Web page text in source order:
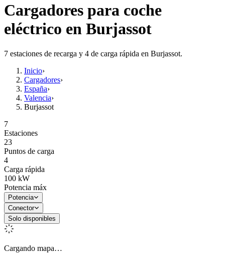
Cargadores para coche
eléctrico en Burjassot
7 estaciones de recarga y 4 de carga rápida en Burjassot.
Inicio›
Cargadores›
España›
Valencia›
Burjassot
7
Estaciones
23
Puntos de carga
4
Carga rápida
100 kW
Potencia máx
Potencia
Conector
Solo disponibles
Cargando mapa…